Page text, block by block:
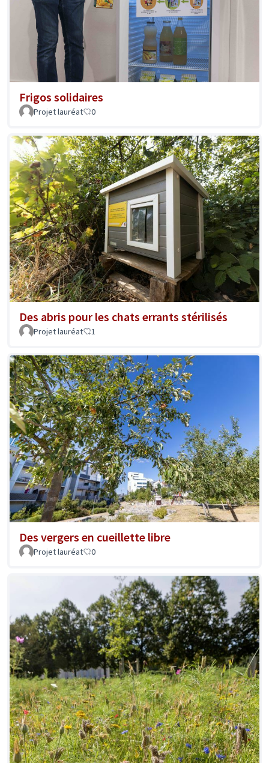
Frigos solidaires
Projet lauréat 0
Des abris pour les chats errants stérilisés
Projet lauréat 1
Des vergers en cueillette libre
Projet lauréat 0